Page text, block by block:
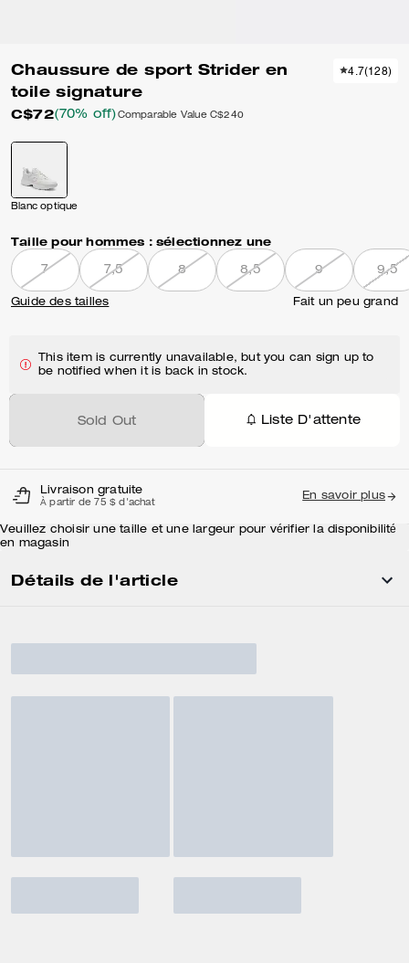
Chaussure de sport Strider en
toile signature
C$72(70% off) Comparable Value C$240
4.7(128)
Blanc optique
Taille pour hommes : sélectionnez une
7 7,5 8 8,5 9 9,5
Guide des tailles Fait un peu grand
This item is currently unavailable, but you can sign up to
be notified when it is back in stock.
Sold Out Liste D'attente
Livraison gratuite
À partir de 75 $ d'achat
En savoir plus
Veuillez choisir une taille et une largeur pour vérifier la disponibilité
en magasin
Détails de l'article